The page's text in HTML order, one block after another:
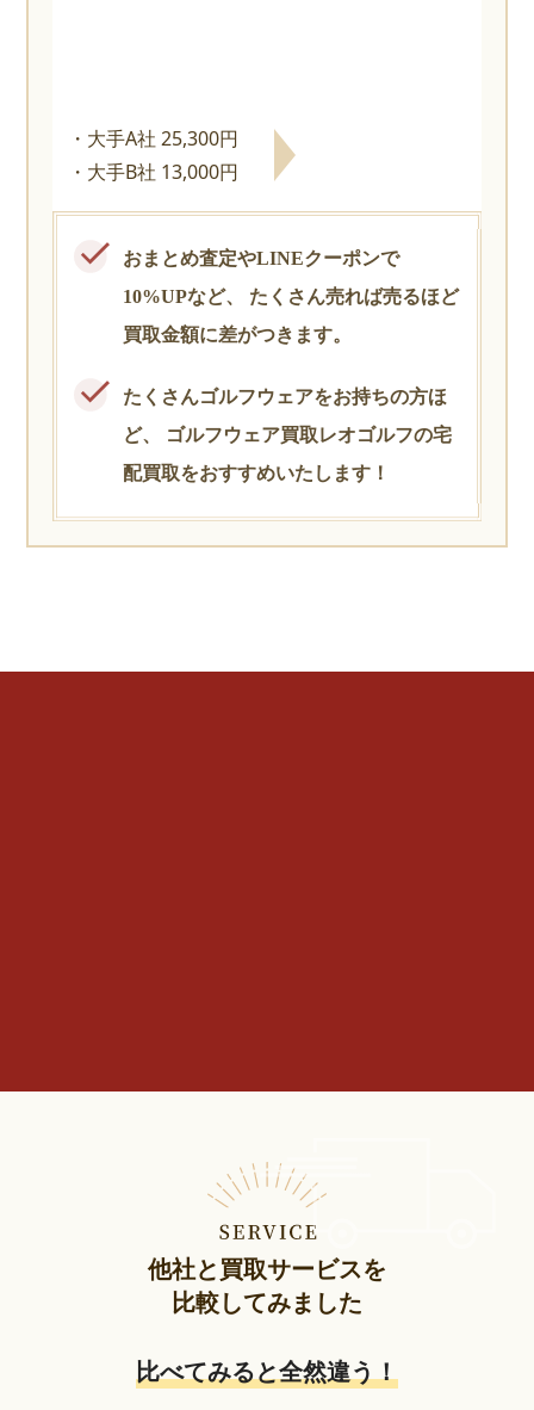
大手A社 25,300円
大手B社 13,000円
おまとめ査定やLINEクーポンで
10%UPなど、
たくさん売れば売るほど
買取金額に差がつきます。
たくさんゴルフウェアをお持ちの方ほ
ど、
ゴルフウェア買取レオゴルフの宅
配買取をおすすめいたします！
他社と買取サービスを
比較してみました
比べてみると全然違う！